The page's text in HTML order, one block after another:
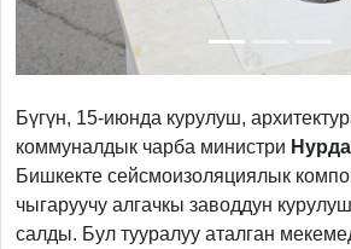
Бүгүн, 15-июнда курулуш,
коммуналдык чарба министри
Бишкекте сейсмоизоляциялык
чыгаруучу алгачкы заводдун
салды. Бул тууралуу аталган